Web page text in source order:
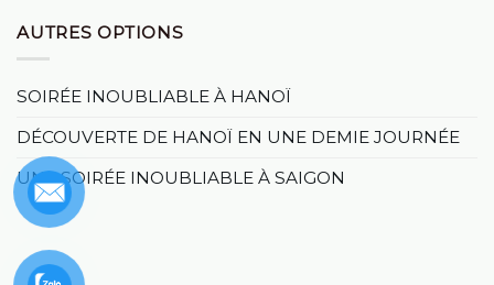
AUTRES OPTIONS
SOIRÉE INOUBLIABLE À HANOÏ
DÉCOUVERTE DE HANOÏ EN UNE DEMIE JOURNÉE
UNE SOIRÉE INOUBLIABLE À SAIGON